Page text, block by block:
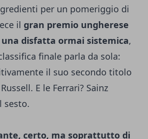
per un pomeriggio di
il gran premio ungherese
disfatta ormai sistemica,
finale parla da sola:
il suo secondo titolo
E le Ferrari? Sainz
sesto.
certo, ma soprattutto di